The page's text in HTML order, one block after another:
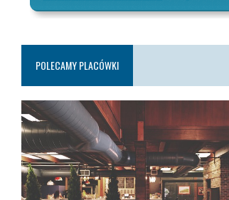
POLECAMY PLACÓWKI